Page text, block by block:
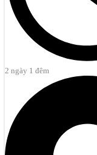
2 ngày 1 đêm